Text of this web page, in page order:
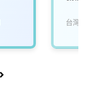
台灣加